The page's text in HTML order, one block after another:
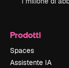
Prodotti
Spaces
Assistente IA